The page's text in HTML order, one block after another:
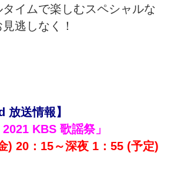
イムで楽しむスペシャルな
逃しなく！
放送情報】
KBS 歌謡祭」
) 20：15～深夜 1：55 (予定)